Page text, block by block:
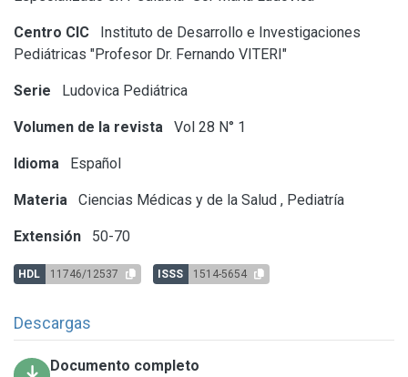
Centro CIC
Instituto de Desarrollo e Investigaciones
Pediátricas "Profesor Dr. Fernando VITERI"
Serie Ludovica Pediátrica
Volumen de la revista Vol 28 N° 1
Idioma Español
Materia Ciencias Médicas y de la Salud , Pediatría
Extensión 50-70
HDL 11746/12537 ISSS 1514-5654
Descargas
Documento completo